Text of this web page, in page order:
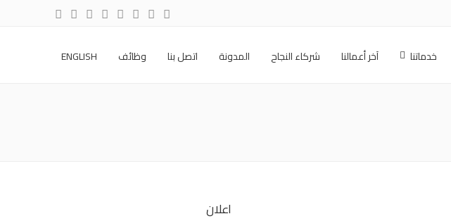
خدماتنا آخر أعمالنا شركاء النجاح المدونة اتصل بنا وظائف ENGLISH
اعلان